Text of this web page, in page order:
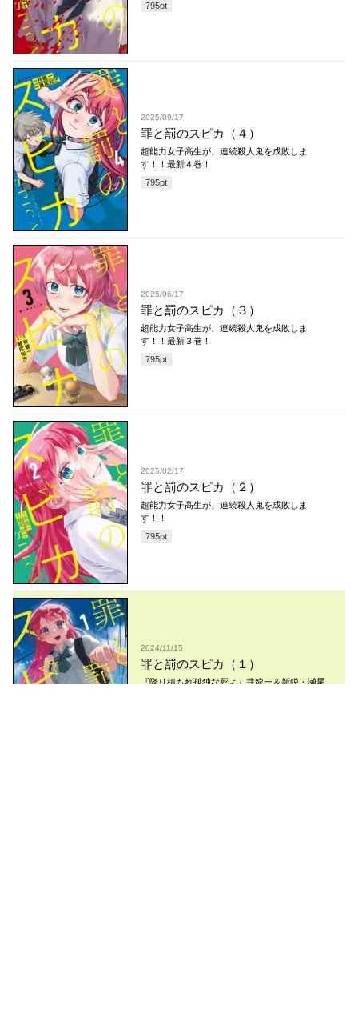
795pt
2025/09/17
罪と罰のスピカ（４）
超能力女子高生が、連続殺人鬼を成敗しま
す！！最新４巻！
795pt
2025/06/17
罪と罰のスピカ（３）
超能力女子高生が、連続殺人鬼を成敗しま
す！！最新３巻！
795pt
2025/02/17
罪と罰のスピカ（２）
超能力女子高生が、連続殺人鬼を成敗しま
す！！
795pt
2024/11/15
罪と罰のスピカ（１）
『降り積もれ孤独な死よ』井龍一＆新鋭・瀬尾